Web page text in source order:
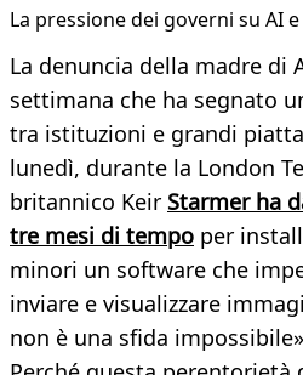
La pressione dei governi su AI
La denuncia della madre di
settimana che ha segnato
tra istituzioni e grandi
lunedì, durante la London
britannico Keir Starmer ha
tre mesi di tempo per
minori un software che
inviare e visualizzare
non è una sfida